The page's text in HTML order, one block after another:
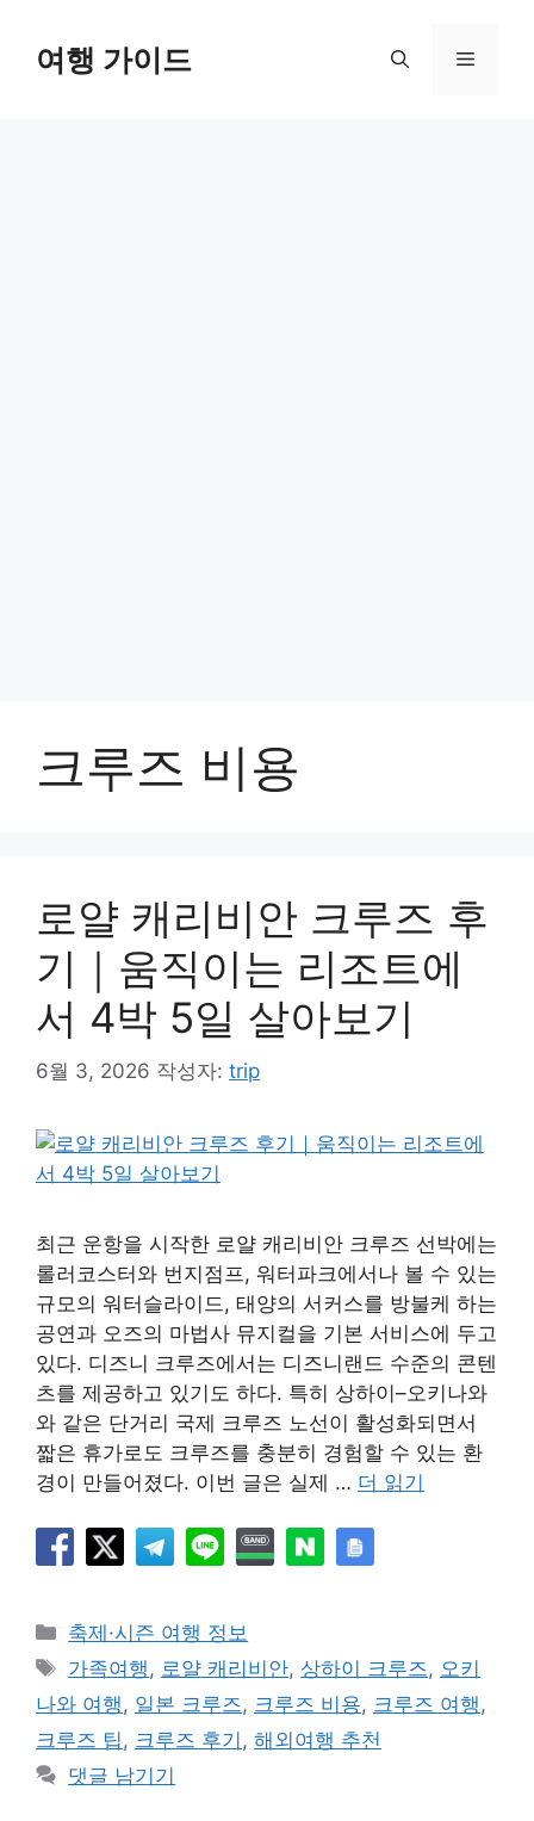
여행 가이드 메
크루즈 비용
로얄 캐리비안 크루즈 후
기｜움직이는 리조트에
서 4박 5일 살아보기
6월 3, 2026 작성자: trip
최근 운항을 시작한 로얄 캐리비안 크루즈 선박에는
롤러코스터와 번지점프, 워터파크에서나 볼 수 있는
규모의 워터슬라이드, 태양의 서커스를 방불케 하는
공연과 오즈의 마법사 뮤지컬을 기본 서비스에 두고
있다. 디즈니 크루즈에서는 디즈니랜드 수준의 콘텐
츠를 제공하고 있기도 하다. 특히 상하이–오키나와
와 같은 단거리 국제 크루즈 노선이 활성화되면서
짧은 휴가로도 크루즈를 충분히 경험할 수 있는 환
경이 만들어졌다. 이번 글은 실제 … 더 읽기
카
테
리
축제·시즌 여행 정보
태
그
가족여행, 로얄 캐리비안, 상하이 크루즈, 오키
나와 여행, 일본 크루즈, 크루즈 비용, 크루즈 여행,
크루즈 팁, 크루즈 후기 , 해외여행 추천
댓글 남기기